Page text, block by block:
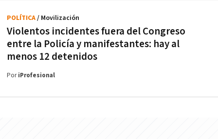
Violentos incidentes fuera del Congreso
entre la Policía y manifestantes: hay al
menos 12 detenidos
POLÍTICA/ Movilización
PoriProfesional